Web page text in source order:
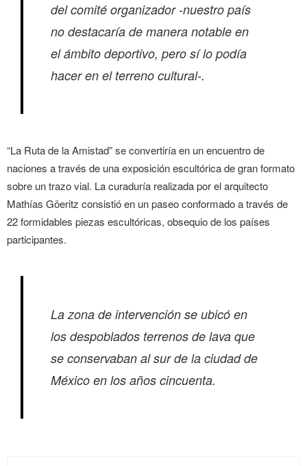
del comité organizador -nuestro país
no destacaría de manera notable en
el ámbito deportivo, pero sí lo podía
hacer en el terreno cultural-.
“La Ruta de la Amistad” se convertiría en un encuentro de
naciones a través de una exposición escultórica de gran formato
sobre un trazo vial. La curaduría realizada por el arquitecto
Mathías Göeritz consistió en un paseo conformado a través de
22 formidables piezas escultóricas, obsequio de los países
participantes.
La zona de intervención se ubicó en
los despoblados terrenos de lava que
se conservaban al sur de la ciudad de
México en los años cincuenta.